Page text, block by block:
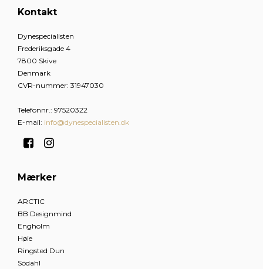
Kontakt
Dynespecialisten
Frederiksgade 4
7800 Skive
Denmark
CVR-nummer: 31947030
Telefonnr. : 97520322
E-mail: info@dynespecialisten.dk
Mærker
ARCTIC
BB Designmind
Engholm
Høie
Ringsted Dun
Södahl